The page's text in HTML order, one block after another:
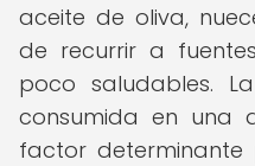
aceite de oliva,
de recurrir a
poco saludables.
consumida en una
factor